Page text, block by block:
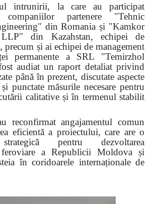
intrunirii, la care au participat
companiilor partenere "Tehnic
din Romania și "Kamkor
LLP" din Kazahstan, echipei de
precum și ai echipei de management
permanente a SRL "Temirzhol
audiat un raport detaliat privind
până în prezent, discutate aspecte
punctate măsurile necesare pentru
calitative și în termenul stabilit
reconfirmat angajamentul comun
eficientă a proiectului, care are o
pentru dezvoltarea
a Republicii Moldova și
în coridoarele internaționale de